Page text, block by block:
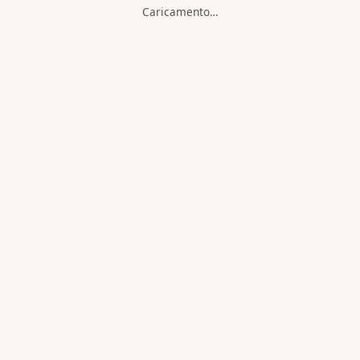
Caricamento…